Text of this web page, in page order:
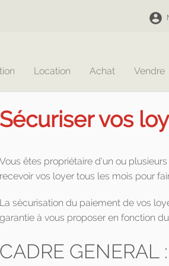
Location Achat Vendre
Sécuriser vos
Vous êtes propriétaire d'un ou
recevoir vos loyer tous les mois pour
La sécurisation du paiement de vos
garantie à vous proposer en fonction
CADRE